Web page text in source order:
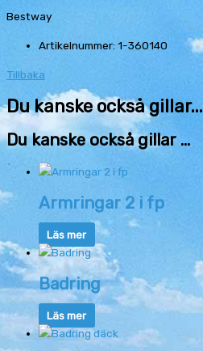
Bestway
Artikelnummer: 1-360140
Tillbaka
Du kanske också gillar...
Du kanske också gillar …
Armringar 2 i fp
Läs mer
Badring
Läs mer